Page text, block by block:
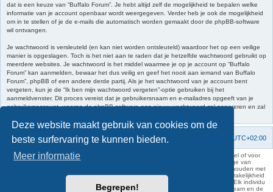
Deze website maakt gebruik van cookies om de
beste surfervaring te kunnen bieden.
Meer informatie
Begrepen!
dat is een keuze van “Buffalo Forum”. Je hebt altijd zelf de mogelijkheid te bepalen welke
informatie van je account openbaar wordt weergegeven. Verder heb je ook de mogelijkheid
om in te stellen of je de e-mails die automatisch worden gemaakt door de phpBB-software
wil ontvangen.
Je wachtwoord is versleuteld (en kan niet worden ontsleuteld) waardoor het op een veilige
manier is opgeslagen. Toch is het niet aan te raden dat je hetzelfde wachtwoord gebruikt op
meerdere websites. Je wachtwoord is het middel waarmee je op je account op “Buffalo
Forum” kan aanmelden, bewaar het dus veilig en geef het nooit aan iemand van Buffalo
Forum”, phpBB of een andere derde partij. Als je het wachtwoord van je account bent
vergeten, kun je de “Ik ben mijn wachtwoord vergeten”-optie gebruiken bij het
aanmeldvenster. Dit proces vereist dat je gebruikersnaam en e-mailadres opgeeft van je
gebruikersaccount, waarna de phpBB-software een nieuw wachtwoord zal genereren en zal
Forumoverzicht UTC+02:00
Verwijder cookies
Contact
KAA Gent kan nooit aansprakelijk worden gesteld voor om het even welk nadeel of voor
schade, zowel moreel als materieel, die toegebracht kan worden ten gevolge van
feitelijkheden en daden van derden die rechtstreeks of onrechtstreeks verband houden met
de gegevens vermeld op de website van KAA Gent. Deze ontheffing van aansprakelijkheid
geldt inzonderheid voor het forum, waarvan KAA Gent zich volledig distantieert. Elk individu
is dus verantwoordelijk voor zijn uitlatingen op het Buffalo Forum. Ook het webteam en de